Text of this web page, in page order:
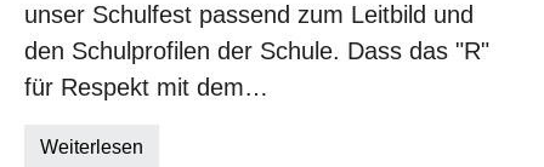
unser Schulfest passend zum Leitbild und
den Schulprofilen der Schule. Dass das "R"
für Respekt mit dem…
Weiterlesen